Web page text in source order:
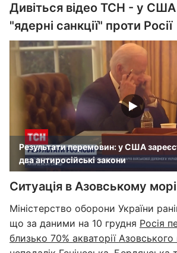
Дивіться відео ТСН - у США
"ядерні санкції" проти Росії
Результати перемовин: у США
два антиросійські закони
Ситуація в Азовському морі
Міністерство оборони України
що за даними на 10 грудня Росія
близько 70% акваторії